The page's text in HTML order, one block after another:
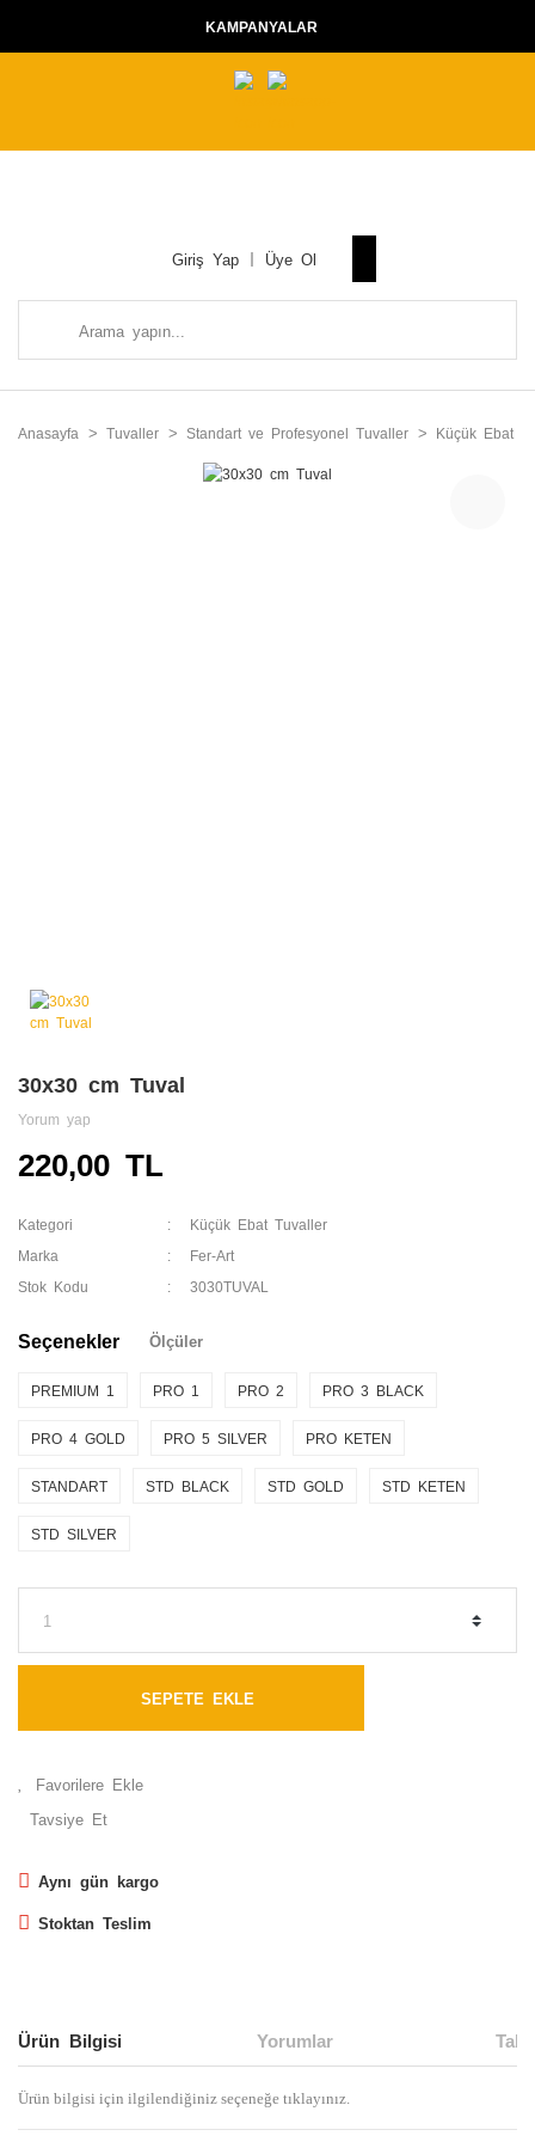
KAMPANYALAR
Giriş Yap Üye Ol
Anasayfa Tuvaller Standart ve Profesyonel Tuvaller Küçük Ebat
30x30 cm Tuval
Yorum yap
220,00 TL
Kategori Küçük Ebat Tuvaller
Marka Fer-Art
Stok Kodu 3030TUVAL
Seçenekler Ölçüler
PREMIUM 1 PRO 1 PRO 2 PRO 3 BLACK
PRO 4 GOLD PRO 5 SILVER PRO KETEN
STANDART STD BLACK STD GOLD STD KETEN
STD SILVER
SEPETE EKLE
Tavsiye Et
Aynı gün kargo
Stoktan Teslim
Ürün Bilgisi Yorumlar
Ürün bilgisi için ilgilendiğiniz seçeneğe tıklayınız.